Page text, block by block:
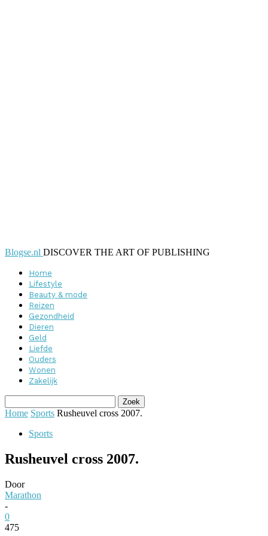
Blogse.nl DISCOVER THE ART OF PUBLISHING
Home
Lifestyle
Beauty & mode
Reizen
Gezondheid
Dieren
Geld
Liefde
Ouders
Wonen
Zakelijk
Home Sports Rusheuvel cross 2007.
Sports
Rusheuvel cross 2007.
Door
Marathon
-
0
475